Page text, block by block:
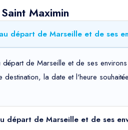
Maximin
départ de Marseille et de ses
de Marseille et de ses
la date et l'heure
départ de Marseille et de ses